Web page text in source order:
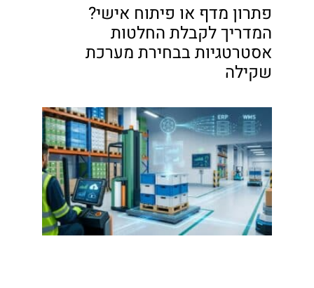
פתרון מדף או פיתוח אישי?
המדריך לקבלת החלטות
אסטרטגיות בבחירת מערכת
שקילה